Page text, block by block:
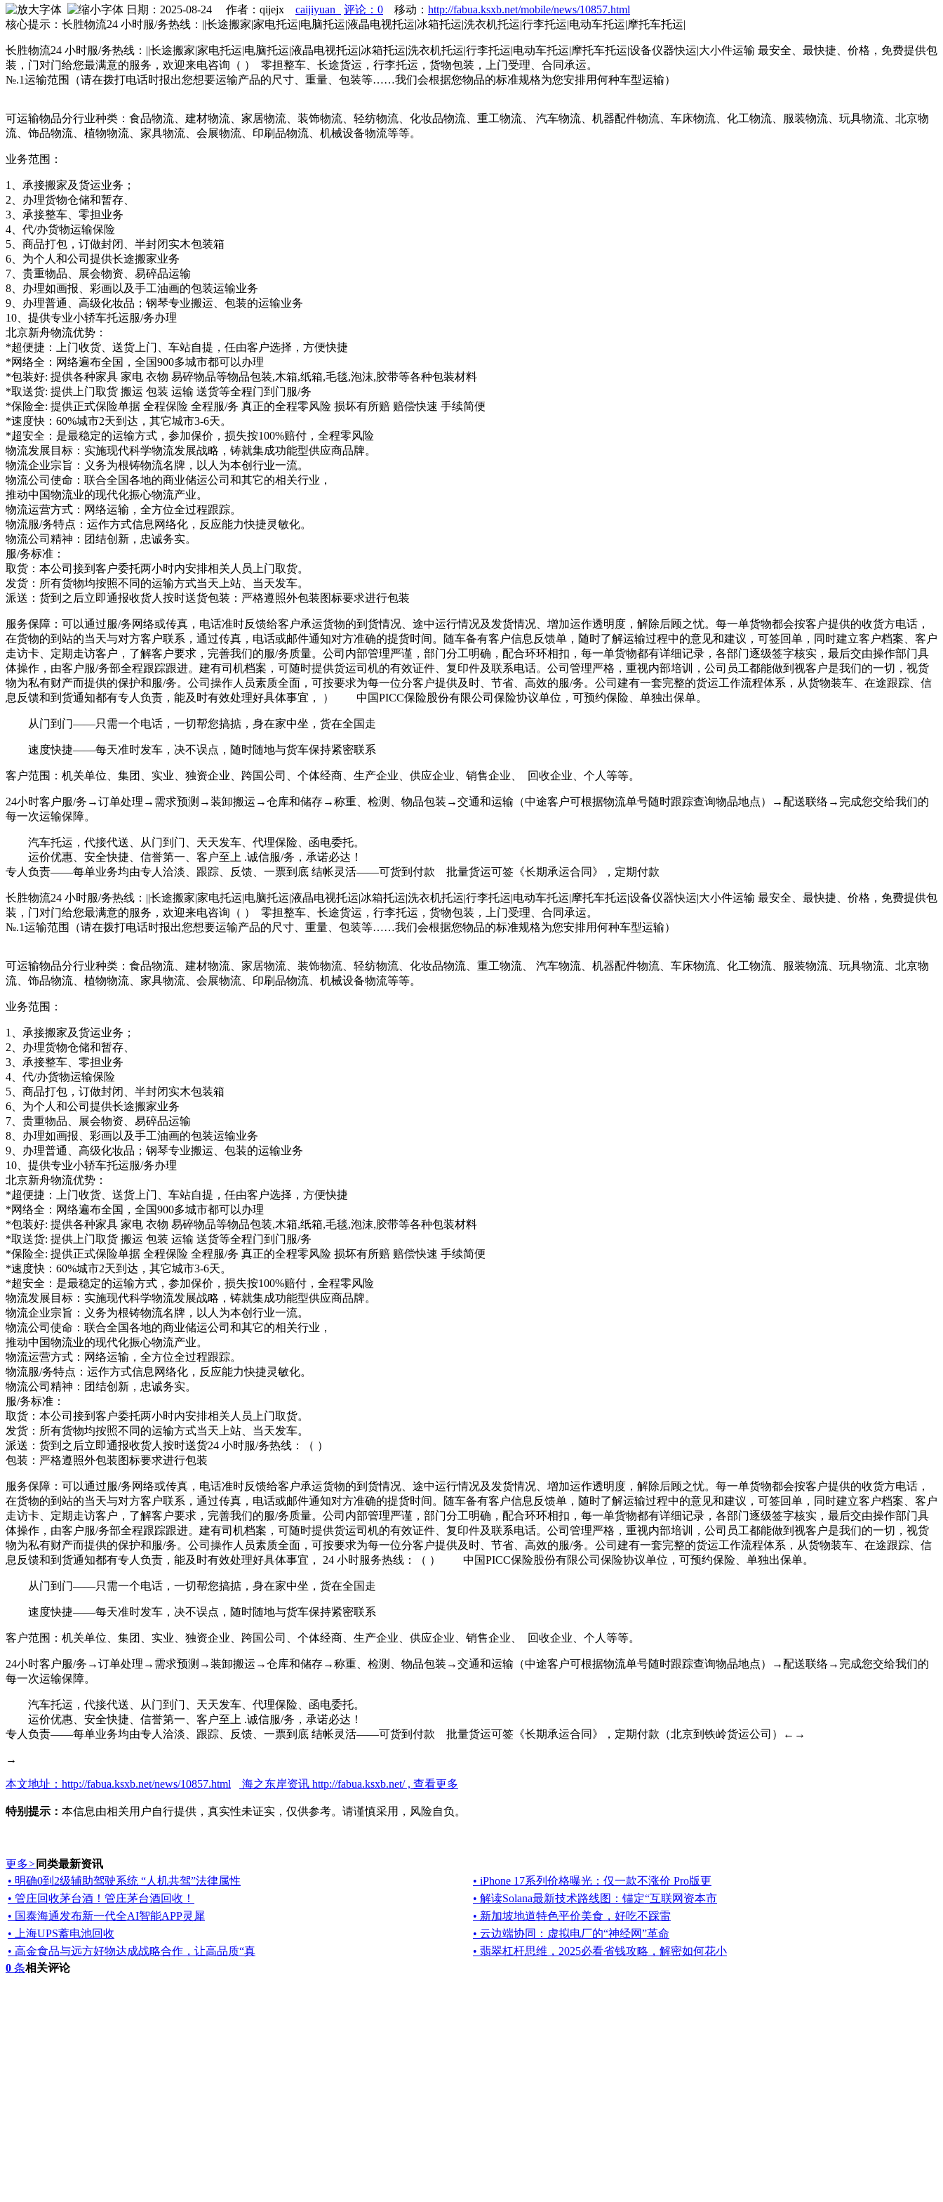
日期：2025-08-24 作者：qijejx caijiyuan 评论：0 移动： http://fabua.ksxb.net/mobile/news/10857.html
核心提示：长胜物流24 小时服/务热线：||长途搬家|家电托运|电脑托运|液晶电视托运|冰箱托运|洗衣机托运|行李托运|电动车托运|摩托车托运|
长胜物流24 小时服/务热线：||长途搬家|家电托运|电脑托运|液晶电视托运|冰箱托运|洗衣机托运|行李托运|电动车托运|摩托车托运|设备仪器快运|大小件运输 最安全、最快捷、价格，免费提供包
装，门对门给您最满意的服务，欢迎来电咨询（ ） 零担整车、长途货运，行李托运，货物包装，上门受理、合同承运。
№.1运输范围（请在拨打电话时报出您想要运输产品的尺寸、重量、包装等……我们会根据您物品的标准规格为您安排用何种车型运输）
可运输物品分行业种类：食品物流、建材物流、家居物流、装饰物流、轻纺物流、化妆品物流、重工物流、 汽车物流、机器配件物流、车床物流、化工物流、服装物流、玩具物流、北京物
流、饰品物流、植物物流、家具物流、会展物流、印刷品物流、机械设备物流等等。
业务范围：
1、承接搬家及货运业务；
2、办理货物仓储和暂存、
3、承接整车、零担业务
4、代/办货物运输保险
5、商品打包，订做封闭、半封闭实木包装箱
6、为个人和公司提供长途搬家业务
7、贵重物品、展会物资、易碎品运输
8、办理如画报、彩画以及手工油画的包装运输业务
9、办理普通、高级化妆品；钢琴专业搬运、包装的运输业务
10、提供专业小轿车托运服/务办理
北京新舟物流优势：
*超便捷：上门收货、送货上门、车站自提，任由客户选择，方便快捷
*网络全：网络遍布全国，全国900多城市都可以办理
*包装好: 提供各种家具 家电 衣物 易碎物品等物品包装,木箱,纸箱,毛毯,泡沫,胶带等各种包装材料
*取送货: 提供上门取货 搬运 包装 运输 送货等全程门到门服/务
*保险全: 提供正式保险单据 全程保险 全程服/务 真正的全程零风险 损坏有所赔 赔偿快速 手续简便
*速度快：60%城市2天到达，其它城市3-6天。
*超安全：是最稳定的运输方式，参加保价，损失按100%赔付，全程零风险
物流发展目标：实施现代科学物流发展战略，铸就集成功能型供应商品牌。
物流企业宗旨：义务为根铸物流名牌，以人为本创行业一流。
物流公司使命：联合全国各地的商业储运公司和其它的相关行业，
推动中国物流业的现代化振心物流产业。
物流运营方式：网络运输，全方位全过程跟踪。
物流服/务特点：运作方式信息网络化，反应能力快捷灵敏化。
物流公司精神：团结创新，忠诚务实。
服/务标准：
取货：本公司接到客户委托两小时内安排相关人员上门取货。
发货：所有货物均按照不同的运输方式当天上站、当天发车。
派送：货到之后立即通报收货人按时送货包装：严格遵照外包装图标要求进行包装
服务保障：可以通过服/务网络或传真，电话准时反馈给客户承运货物的到货情况、途中运行情况及发货情况、增加运作透明度，解除后顾之忧。每一单货物都会按客户提供的收货方电话，
在货物的到站的当天与对方客户联系，通过传真，电话或邮件通知对方准确的提货时间。随车备有客户信息反馈单，随时了解运输过程中的意见和建议，可签回单，同时建立客户档案、客户
走访卡、定期走访客户，了解客户要求，完善我们的服/务质量。公司内部管理严谨，部门分工明确，配合环环相扣，每一单货物都有详细记录，各部门逐级签字核实，最后交由操作部门具
体操作，由客户服/务部全程跟踪跟进。建有司机档案，可随时提供货运司机的有效证件、复印件及联系电话。公司管理严格，重视内部培训，公司员工都能做到视客户是我们的一切，视货
物为私有财产而提供的保护和服/务。公司操作人员素质全面，可按要求为每一位分客户提供及时、节省、高效的服/务。公司建有一套完整的货运工作流程体系，从货物装车、在途跟踪、信
息反馈和到货通知都有专人负责，能及时有效处理好具体事宜， ） 中国PICC保险股份有限公司保险协议单位，可预约保险、单独出保单。
从门到门——只需一个电话，一切帮您搞掂，身在家中坐，货在全国走
速度快捷——每天准时发车，决不误点，随时随地与货车保持紧密联系
客户范围：机关单位、集团、实业、独资企业、跨国公司、个体经商、生产企业、供应企业、销售企业、 回收企业、个人等等。
24小时客户服/务→订单处理→需求预测→装卸搬运→仓库和储存→称重、检测、物品包装→交通和运输（中途客户可根据物流单号随时跟踪查询物品地点）→配送联络→完成您交给我们的
每一次运输保障。
汽车托运，代接代送、从门到门、天天发车、代理保险、函电委托。
运价优惠、安全快捷、信誉第一、客户至上 .诚信服/务，承诺必达！
专人负责——每单业务均由专人洽淡、跟踪、反馈、一票到底 结帐灵活——可货到付款 批量货运可签《长期承运合同》，定期付款
长胜物流24 小时服/务热线：||长途搬家|家电托运|电脑托运|液晶电视托运|冰箱托运|洗衣机托运|行李托运|电动车托运|摩托车托运|设备仪器快运|大小件运输 最安全、最快捷、价格，免费提供包
装，门对门给您最满意的服务，欢迎来电咨询（ ） 零担整车、长途货运，行李托运，货物包装，上门受理、合同承运。
№.1运输范围（请在拨打电话时报出您想要运输产品的尺寸、重量、包装等……我们会根据您物品的标准规格为您安排用何种车型运输）
可运输物品分行业种类：食品物流、建材物流、家居物流、装饰物流、轻纺物流、化妆品物流、重工物流、 汽车物流、机器配件物流、车床物流、化工物流、服装物流、玩具物流、北京物
流、饰品物流、植物物流、家具物流、会展物流、印刷品物流、机械设备物流等等。
业务范围：
1、承接搬家及货运业务；
2、办理货物仓储和暂存、
3、承接整车、零担业务
4、代/办货物运输保险
5、商品打包，订做封闭、半封闭实木包装箱
6、为个人和公司提供长途搬家业务
7、贵重物品、展会物资、易碎品运输
8、办理如画报、彩画以及手工油画的包装运输业务
9、办理普通、高级化妆品；钢琴专业搬运、包装的运输业务
10、提供专业小轿车托运服/务办理
北京新舟物流优势：
*超便捷：上门收货、送货上门、车站自提，任由客户选择，方便快捷
*网络全：网络遍布全国，全国900多城市都可以办理
*包装好: 提供各种家具 家电 衣物 易碎物品等物品包装,木箱,纸箱,毛毯,泡沫,胶带等各种包装材料
*取送货: 提供上门取货 搬运 包装 运输 送货等全程门到门服/务
*保险全: 提供正式保险单据 全程保险 全程服/务 真正的全程零风险 损坏有所赔 赔偿快速 手续简便
*速度快：60%城市2天到达，其它城市3-6天。
*超安全：是最稳定的运输方式，参加保价，损失按100%赔付，全程零风险
物流发展目标：实施现代科学物流发展战略，铸就集成功能型供应商品牌。
物流企业宗旨：义务为根铸物流名牌，以人为本创行业一流。
物流公司使命：联合全国各地的商业储运公司和其它的相关行业，
推动中国物流业的现代化振心物流产业。
物流运营方式：网络运输，全方位全过程跟踪。
物流服/务特点：运作方式信息网络化，反应能力快捷灵敏化。
物流公司精神：团结创新，忠诚务实。
服/务标准：
取货：本公司接到客户委托两小时内安排相关人员上门取货。
发货：所有货物均按照不同的运输方式当天上站、当天发车。
派送：货到之后立即通报收货人按时送货24 小时服/务热线：（ ）
包装：严格遵照外包装图标要求进行包装
服务保障：可以通过服/务网络或传真，电话准时反馈给客户承运货物的到货情况、途中运行情况及发货情况、增加运作透明度，解除后顾之忧。每一单货物都会按客户提供的收货方电话，
在货物的到站的当天与对方客户联系，通过传真，电话或邮件通知对方准确的提货时间。随车备有客户信息反馈单，随时了解运输过程中的意见和建议，可签回单，同时建立客户档案、客户
走访卡、定期走访客户，了解客户要求，完善我们的服/务质量。公司内部管理严谨，部门分工明确，配合环环相扣，每一单货物都有详细记录，各部门逐级签字核实，最后交由操作部门具
体操作，由客户服/务部全程跟踪跟进。建有司机档案，可随时提供货运司机的有效证件、复印件及联系电话。公司管理严格，重视内部培训，公司员工都能做到视客户是我们的一切，视货
物为私有财产而提供的保护和服/务。公司操作人员素质全面，可按要求为每一位分客户提供及时、节省、高效的服/务。公司建有一套完整的货运工作流程体系，从货物装车、在途跟踪、信
息反馈和到货通知都有专人负责，能及时有效处理好具体事宜， 24 小时服务热线：（ ） 中国PICC保险股份有限公司保险协议单位，可预约保险、单独出保单。
从门到门——只需一个电话，一切帮您搞掂，身在家中坐，货在全国走
速度快捷——每天准时发车，决不误点，随时随地与货车保持紧密联系
客户范围：机关单位、集团、实业、独资企业、跨国公司、个体经商、生产企业、供应企业、销售企业、 回收企业、个人等等。
24小时客户服/务→订单处理→需求预测→装卸搬运→仓库和储存→称重、检测、物品包装→交通和运输（中途客户可根据物流单号随时跟踪查询物品地点）→配送联络→完成您交给我们的
每一次运输保障。
汽车托运，代接代送、从门到门、天天发车、代理保险、函电委托。
运价优惠、安全快捷、信誉第一、客户至上 .诚信服/务，承诺必达！
专人负责——每单业务均由专人洽淡、跟踪、反馈、一票到底 结帐灵活——可货到付款 批量货运可签《长期承运合同》，定期付款（北京到铁岭货运公司）←→
→
本文地址：http://fabua.ksxb.net/news/10857.html 海之东岸资讯 http://fabua.ksxb.net/ , 查看更多
特别提示： 本信息由相关用户自行提供，真实性未证实，仅供参考。请谨慎采用，风险自负。
更多> 同类最新资讯
• 明确0到2级辅助驾驶系统 “人机共驾”法律属性
• iPhone 17系列价格曝光：仅一款不涨价 Pro版更
• 管庄回收茅台酒！管庄茅台酒回收！
• 解读Solana最新技术路线图：锚定“互联网资本市
• 国泰海通发布新一代全AI智能APP灵犀
• 新加坡地道特色平价美食，好吃不踩雷
• 上海UPS蓄电池回收
• 云边端协同：虚拟电厂的“神经网”革命
• 高金食品与远方好物达成战略合作，让高品质“真
• 翡翠杠杆思维，2025必看省钱攻略，解密如何花小
0 条相关评论